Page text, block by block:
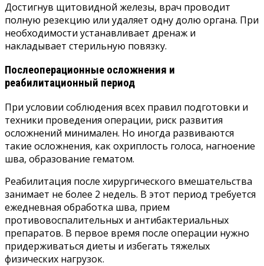
Достигнув щитовидной железы, врач проводит
полную резекцию или удаляет одну долю органа. При
необходимости устанавливает дренаж и
накладывает стерильную повязку.
Послеоперационные осложнения и
реабилитационный период
При условии соблюдения всех правил подготовки и
техники проведения операции, риск развития
осложнений минимален. Но иногда развиваются
такие осложнения, как охриплость голоса, нагноение
шва, образование гематом.
Реабилитация после хирургического вмешательства
занимает не более 2 недель. В этот период требуется
ежедневная обработка шва, прием
противовоспалительных и антибактериальных
препаратов. В первое время после операции нужно
придерживаться диеты и избегать тяжелых
физических нагрузок.